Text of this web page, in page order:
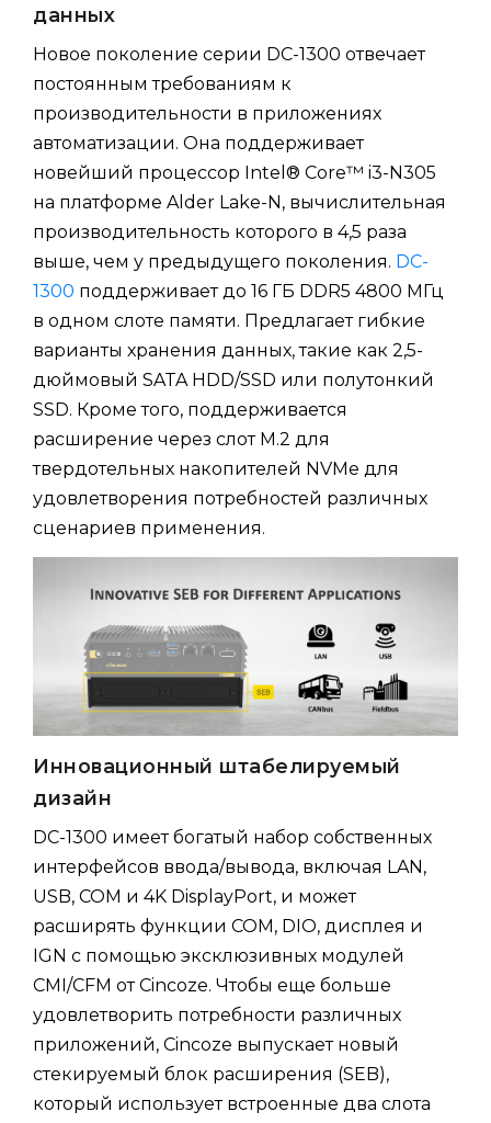
данных
Новое поколение серии DC-1300 отвечает
постоянным требованиям к
производительности в приложениях
автоматизации. Она поддерживает
новейший процессор Intel® Core™ i3-N305
на платформе Alder Lake-N, вычислительная
производительность которого в 4,5 раза
выше, чем у предыдущего поколения. DC-
1300 поддерживает до 16 ГБ DDR5 4800 МГц
в одном слоте памяти. Предлагает гибкие
варианты хранения данных, такие как 2,5-
дюймовый SATA HDD/SSD или полутонкий
SSD. Кроме того, поддерживается
расширение через слот M.2 для
твердотельных накопителей NVMe для
удовлетворения потребностей различных
сценариев применения.
Инновационный штабелируемый
дизайн
DC-1300 имеет богатый набор собственных
интерфейсов ввода/вывода, включая LAN,
USB, COM и 4K DisplayPort, и может
расширять функции COM, DIO, дисплея и
IGN с помощью эксклюзивных модулей
CMI/CFM от Cincoze. Чтобы еще больше
удовлетворить потребности различных
приложений, Cincoze выпускает новый
стекируемый блок расширения (SEB),
который использует встроенные два слота